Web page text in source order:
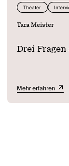
Theater
Tara Meister
Drei Fragen
Mehr erfahren